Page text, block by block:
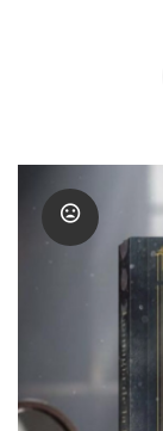
Signos del
Zen y Feng